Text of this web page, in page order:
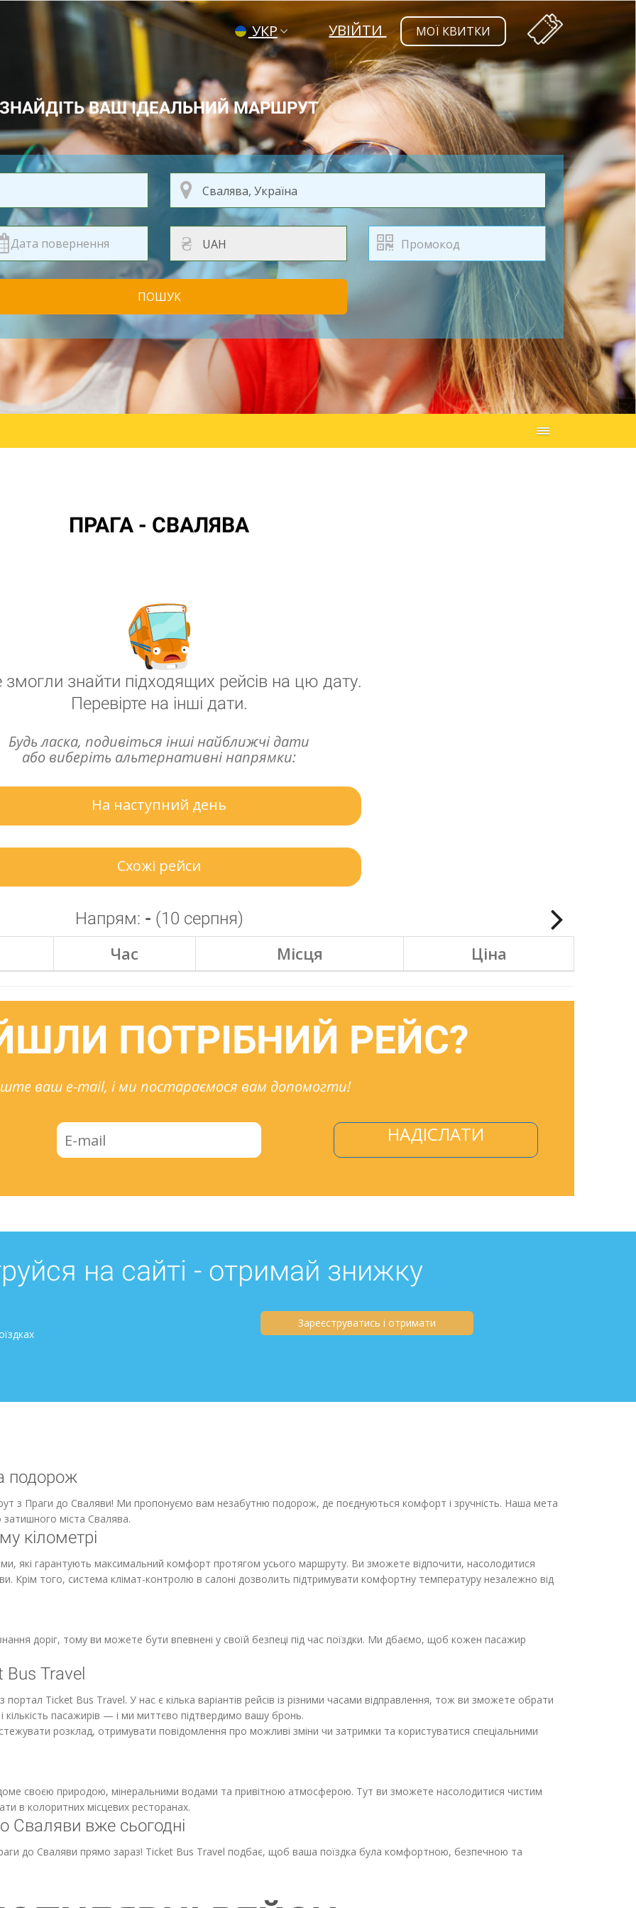
УКР
ENG
РУС
УВІЙТИ МОЇ КВИТКИ
ЗНАЙДІТЬ ВАШ ІДЕАЛЬНИЙ МАРШРУТ
₴
ПОШУК
ПРАГА - СВАЛЯВА
знайти підходящих рейсів на цю дату.
Перевірте на інші дати.
Будь ласка, подивіться інші найближчі дати
або виберіть альтернативні напрямки:
На наступний день
Схожі рейси
Напрям: - (10 серпня)
Час Місця Ціна
ПОТРІБНИЙ РЕЙС?
ваш e-mail, і ми постараємося вам допомогти!
НАДІСЛАТИ
на сайті - отримай знижку
Зареєструватись і отримати
подорож
з Праги до Сваляви! Ми пропонуємо вам незабутню подорож, де поєднуються комфорт і зручність. Наша мета
міста Свалява.
кілометрі
які гарантують максимальний комфорт протягом усього маршруту. Ви зможете відпочити, насолодитися
Крім того, система клімат-контролю в салоні дозволить підтримувати комфортну температуру незалежно від
доріг, тому ви можете бути впевнені у своїй безпеці під час поїздки. Ми дбаємо, щоб кожен пасажир
Bus Travel
Ticket Bus Travel. У нас є кілька варіантів рейсів із різними часами відправлення, тож ви зможете обрати
пасажирів — і ми миттєво підтвердимо вашу бронь.
розклад, отримувати повідомлення про можливі зміни чи затримки та користуватися спеціальними
своєю природою, мінеральними водами та привітною атмосферою. Тут ви зможете насолодитися чистим
в колоритних місцевих ресторанах.
Сваляви вже сьогодні
до Сваляви прямо зараз! Ticket Bus Travel подбає, щоб ваша поїздка була комфортною, безпечною та